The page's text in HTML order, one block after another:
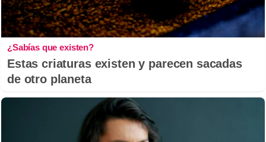
¿Sabías que existen?
Estas criaturas existen y parecen sacadas
de otro planeta